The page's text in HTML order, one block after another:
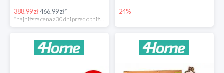
388.99 zł466.99 zł* 24%